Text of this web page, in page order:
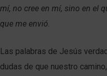
mí, no cree en mí, sino en el
que me envió.
Las palabras de Jesús
dudas de que nuestro